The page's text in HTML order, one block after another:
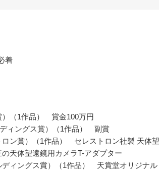
着
）（1作品） 賞金100万円
ィングス賞）（1作品） 副賞
ロン賞）（1作品） セレストロン社製 天体
の天体望遠鏡用カメラT-アダプター
ディングス賞）（1作品） 天賞堂オリジナル